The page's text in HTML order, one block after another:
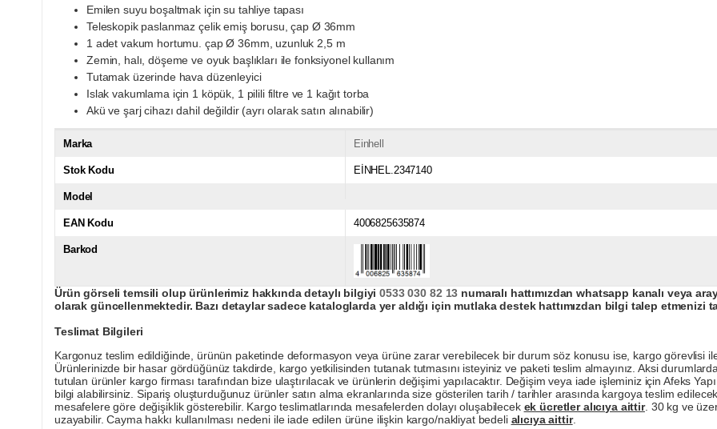
Emilen suyu boşaltmak için su tahliye tapası
Teleskopik paslanmaz çelik emiş borusu, çap Ø 36mm
1 adet vakum hortumu. çap Ø 36mm, uzunluk 2,5 m
Zemin, halı, döşeme ve oyuk başlıkları ile fonksiyonel kullanım
Tutamak üzerinde hava düzenleyici
Islak vakumlama için 1 köpük, 1 pilili filtre ve 1 kağıt torba
Akü ve şarj cihazı dahil değildir (ayrı olarak satın alınabilir)
Marka Einhell
Stok Kodu EİNHEL.2347140
Model
EAN Kodu 4006825635874
Barkod
Ürün görseli temsili olup ürünlerimiz hakkında detaylı bilgiyi0533 030 82 13 numaralı hattımızdan whatsapp kanalı veya
olarak güncellenmektedir. Bazı detaylar sadece kataloglarda yer aldığı için mutlaka destek hattımızdan bilgi talep etmenizi
Teslimat Bilgileri
Kargonuz teslim edildiğinde, ürünün paketinde deformasyon veya ürüne zarar verebilecek bir durum söz konusu ise, kargo görevlisi
Ürünlerinizde bir hasar gördüğünüz takdirde, kargo yetkilisinden tutanak tutmasını isteyiniz ve paketi teslim almayınız. Aksi
tutulan ürünler kargo firması tarafından bize ulaştırılacak ve ürünlerin değişimi yapılacaktır. Değişim veya iade işleminiz için Afeks
bilgi alabilirsiniz. Sipariş oluşturduğunuz ürünler satın alma ekranlarında size gösterilen tarih / tarihler arasında kargoya teslim
mesafelere göre değişiklik gösterebilir. Kargo teslimatlarında mesafelerden dolayı oluşabilecek ek ücretler alıcıya aittir. 30 kg ve
uzayabilir. Cayma hakkı kullanılması nedeni ile iade edilen ürüne ilişkin kargo/nakliyat bedeli alıcıya aittir.